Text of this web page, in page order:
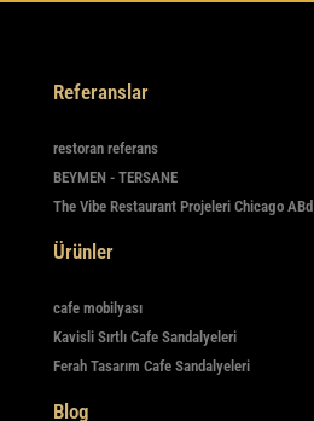
Referanslar
restoran referans
BEYMEN - TERSANE
The Vibe Restaurant Projeleri Chicago ABd
Ürünler
cafe mobilyası
Kavisli Sırtlı Cafe Sandalyeleri
Ferah Tasarım Cafe Sandalyeleri
Blog